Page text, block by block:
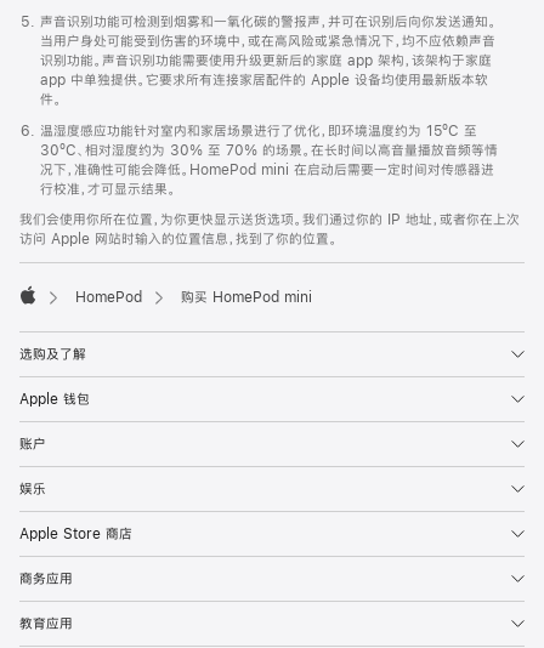
声音识别功能可检测到烟雾和一氧化碳的警报声，并可在识别后向你发送通知。
当用户身处可能受到伤害的环境中，或在高风险或紧急情况下，均不应依赖声音
识别功能。声音识别功能需要使用升级更新后的家庭 app 架构，该架构于家庭
app 中单独提供。它要求所有连接家居配件的 Apple 设备均使用最新版本软
件。
温湿度感应功能针对室内和家居场景进行了优化，即环境温度约为 15ºC 至
30ºC、相对湿度约为 30% 至 70% 的场景。在长时间以高音量播放音频等情
况下，准确性可能会降低。HomePod mini 在启动后需要一定时间对传感器进
行校准，才可显示结果。
我们会使用你所在位置，为你更快显示送货选项。我们通过你的 IP 地址，或者你在上次
访问 Apple 网站时输入的位置信息，找到了你的位置。
HomePod 购买 HomePod mini
选购及了解
Apple 钱包
账户
娱乐
Apple Store 商店
商务应用
教育应用